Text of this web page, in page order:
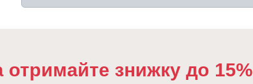
знижку до 15%